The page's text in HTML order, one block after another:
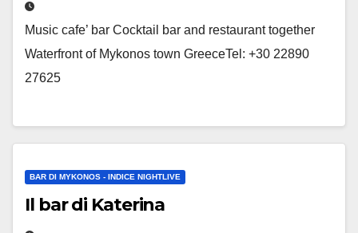
Music cafe’ bar Cocktail bar and restaurant together
Waterfront of Mykonos town GreeceTel: +30 22890
27625
BAR DI MYKONOS - INDICE NIGHTLIVE
Il bar di Katerina